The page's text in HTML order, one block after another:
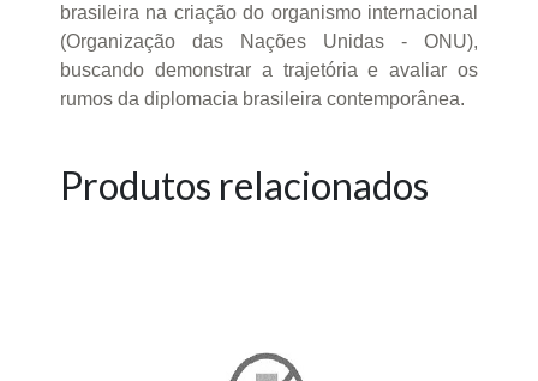
brasileira na criação do organismo internacional
(Organização das Nações Unidas - ONU),
buscando demonstrar a trajetória e avaliar os
rumos da diplomacia brasileira contemporânea.
Produtos relacionados